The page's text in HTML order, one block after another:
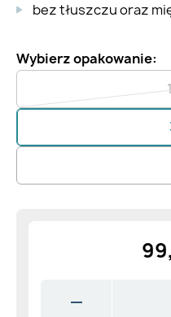
bez tłuszczu oraz
Wybierz opakowanie: